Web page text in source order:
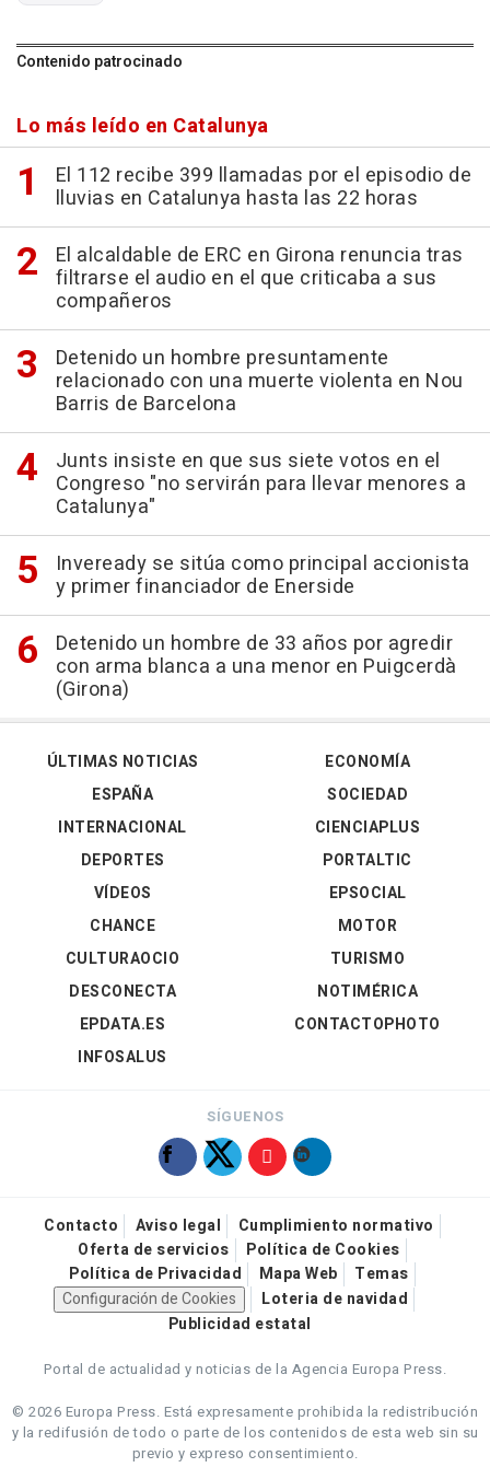
Contenido patrocinado
Lo más leído en Catalunya
El 112 recibe 399 llamadas por el episodio de
lluvias en Catalunya hasta las 22 horas
El alcaldable de ERC en Girona renuncia tras
filtrarse el audio en el que criticaba a sus
compañeros
Detenido un hombre presuntamente
relacionado con una muerte violenta en Nou
Barris de Barcelona
Junts insiste en que sus siete votos en el
Congreso "no servirán para llevar menores a
Catalunya"
Inveready se sitúa como principal accionista
y primer financiador de Enerside
Detenido un hombre de 33 años por agredir
con arma blanca a una menor en Puigcerdà
(Girona)
ÚLTIMAS NOTICIAS
ESPAÑA
INTERNACIONAL
DEPORTES
VÍDEOS
ECONOMÍA
SOCIEDAD
CIENCIAPLUS
PORTALTIC
EPSOCIAL
CHANCE
CULTURAOCIO
DESCONECTA
EPDATA.ES
INFOSALUS
MOTOR
TURISMO
NOTIMÉRICA
CONTACTOPHOTO
SÍGUENOS
Contacto Aviso legal
Cumplimiento normativo
Oferta de servicios
Política de Cookies
Política de Privacidad
Mapa Web
Temas
Configuración de Cookies
Loteria de navidad
Publicidad estatal
Portal de actualidad y noticias de la Agencia Europa Press.
© 2026 Europa Press. Está expresamente prohibida la redistribución
y la redifusión de todo o parte de los contenidos de esta web sin su
previo y expreso consentimiento.